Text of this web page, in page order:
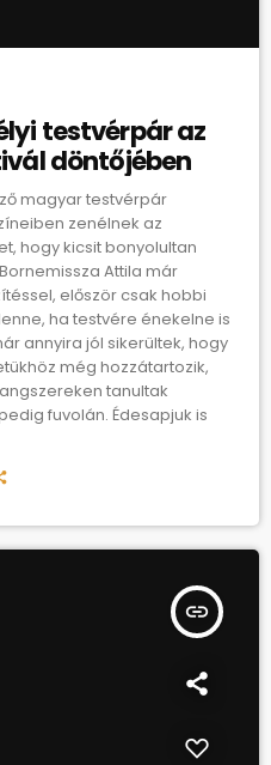
testvérpár az
döntőjében
magyar testvérpár
zenélnek az
hogy kicsit bonyolultan
Attila már
először csak hobbi
ha testvére énekelne is
annyira jól sikerültek, hogy
még hozzátartozik,
tanultak
fuvolán. Édesapjuk is
insert_link